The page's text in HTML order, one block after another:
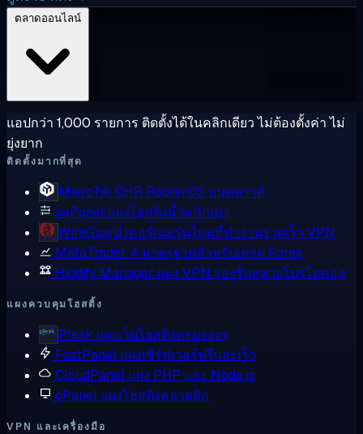
แอปกว่า 1,000 รายการ ติดตั้งได้ในคลิกเดียว ไม่ต้องตั้งค่า ไม่
ยุ่งยาก
ติดตั้งมากที่สุด
MikroTik CHR RouterOS บนคลาวด์
aaPanel แผงโฮสติงน้ำหนักเบา
WireGuard เคอร์เนลรุ่นใหม่ที่ทำงานรวดเร็ว VPN
MetaTrader 4 มาตรฐานสำหรับเทรด Forex
Hiddify Manager แผง VPN รองรับหลายโปรโตคอล
แผงควบคุมโฮสติ้ง
Plesk แผงเว็บโฮสติงครบวงจร
FastPanel แผงเซิร์ฟเวอร์ฟรีและเร็ว
CloudPanel แผง PHP และ Node.js
cPanel แผงโฮสติงคลาสสิก
VPN และเครื่องมือ